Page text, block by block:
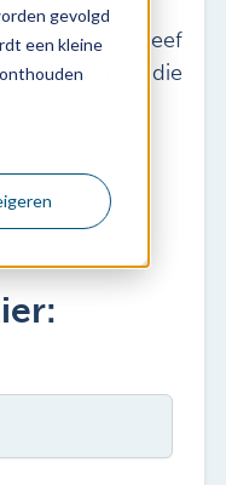
gevolgd
een kleine
in en geef
uw aanvraag die